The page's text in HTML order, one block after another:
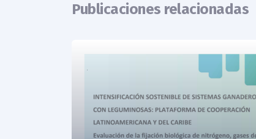
Publicaciones relacionadas